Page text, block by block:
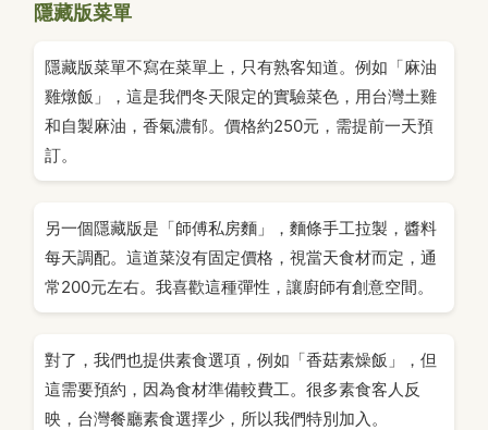
隱藏版菜單
隱藏版菜單不寫在菜單上，只有熟客知道。例如「麻油
雞燉飯」，這是我們冬天限定的實驗菜色，用台灣土雞
和自製麻油，香氣濃郁。價格約250元，需提前一天預
訂。
另一個隱藏版是「師傅私房麵」，麵條手工拉製，醬料
每天調配。這道菜沒有固定價格，視當天食材而定，通
常200元左右。我喜歡這種彈性，讓廚師有創意空間。
對了，我們也提供素食選項，例如「香菇素燥飯」，但
這需要預約，因為食材準備較費工。很多素食客人反
映，台灣餐廳素食選擇少，所以我們特別加入。